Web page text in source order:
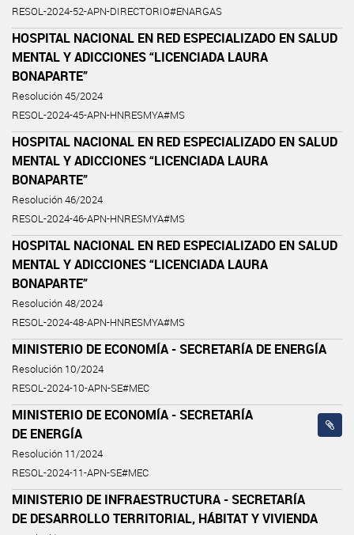
RESOL-2024-52-APN-DIRECTORIO#ENARGAS
HOSPITAL NACIONAL EN RED ESPECIALIZADO EN SALUD
MENTAL Y ADICCIONES “LICENCIADA LAURA
BONAPARTE”
Resolución 45/2024
RESOL-2024-45-APN-HNRESMYA#MS
HOSPITAL NACIONAL EN RED ESPECIALIZADO EN SALUD
MENTAL Y ADICCIONES “LICENCIADA LAURA
BONAPARTE”
Resolución 46/2024
RESOL-2024-46-APN-HNRESMYA#MS
HOSPITAL NACIONAL EN RED ESPECIALIZADO EN SALUD
MENTAL Y ADICCIONES “LICENCIADA LAURA
BONAPARTE”
Resolución 48/2024
RESOL-2024-48-APN-HNRESMYA#MS
MINISTERIO DE ECONOMÍA - SECRETARÍA DE ENERGÍA
Resolución 10/2024
RESOL-2024-10-APN-SE#MEC
MINISTERIO DE ECONOMÍA - SECRETARÍA
DE ENERGÍA
Resolución 11/2024
RESOL-2024-11-APN-SE#MEC
MINISTERIO DE INFRAESTRUCTURA - SECRETARÍA
DE DESARROLLO TERRITORIAL, HÁBITAT Y VIVIENDA